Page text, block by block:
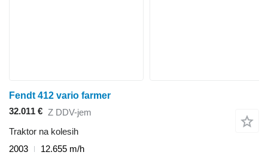
Fendt 412 vario farmer
32.011 € Z DDV-jem
Traktor na kolesih
2003
12.655 m/h